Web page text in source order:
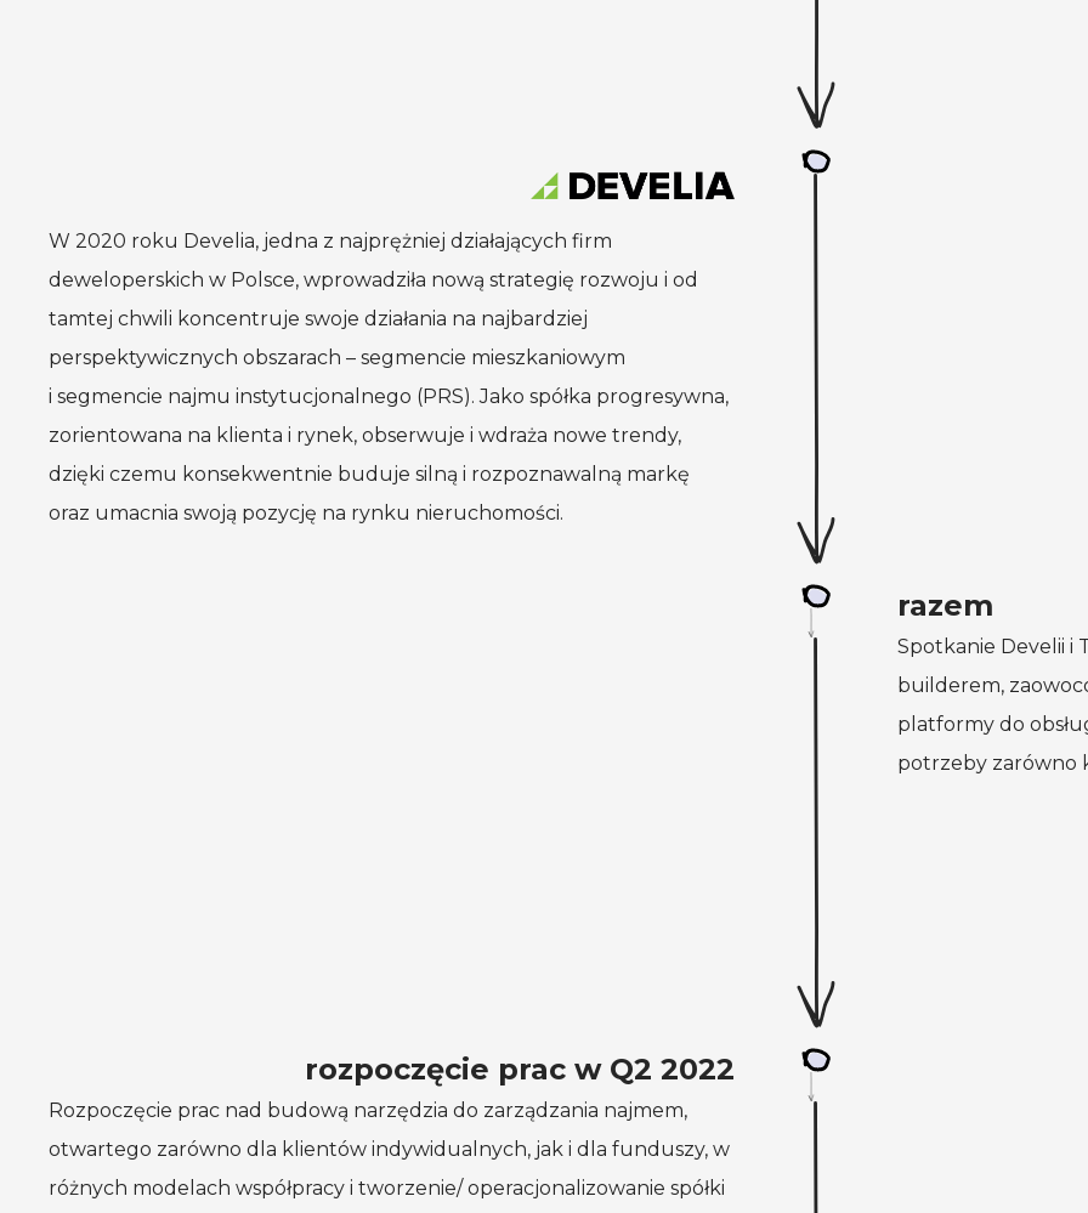
W 2020 roku Develia, jedna z najprężniej działających firm
deweloperskich w Polsce, wprowadziła nową strategię rozwoju i od
tamtej chwili koncentruje swoje działania na najbardziej
perspektywicznych obszarach – segmencie mieszkaniowym
i segmencie najmu instytucjonalnego (PRS). Jako spółka progresywna,
zorientowana na klienta i rynek, obserwuje i wdraża nowe trendy,
dzięki czemu konsekwentnie buduje silną i rozpoznawalną markę
oraz umacnia swoją pozycję na rynku nieruchomości.
razem
Spotkanie Develiii
builderem,
platformy do
potrzeby zarówno
rozpoczęcie prac w Q2 2022
Rozpoczęcie prac nad budową narzędzia do zarządzania najmem,
otwartego zarówno dla klientów indywidualnych, jak i dla funduszy, w
różnych modelach współpracy i tworzenie/ operacjonalizowanie spółki